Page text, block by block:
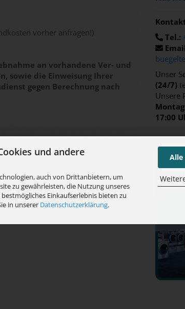
und andere
auch von Drittanbietern, um
zu gewährleisten, die Nutzung unseres
Einkaufserlebnis bieten zu
in unserer Datenschutzerklärung.
Alle
Tel.:
Unser
(24/7)
Unsere
17:00
vorher anfragen!)
an vorhandene Ver- und
sowie die Einweisung Ihrer
gegen Berechnung nach